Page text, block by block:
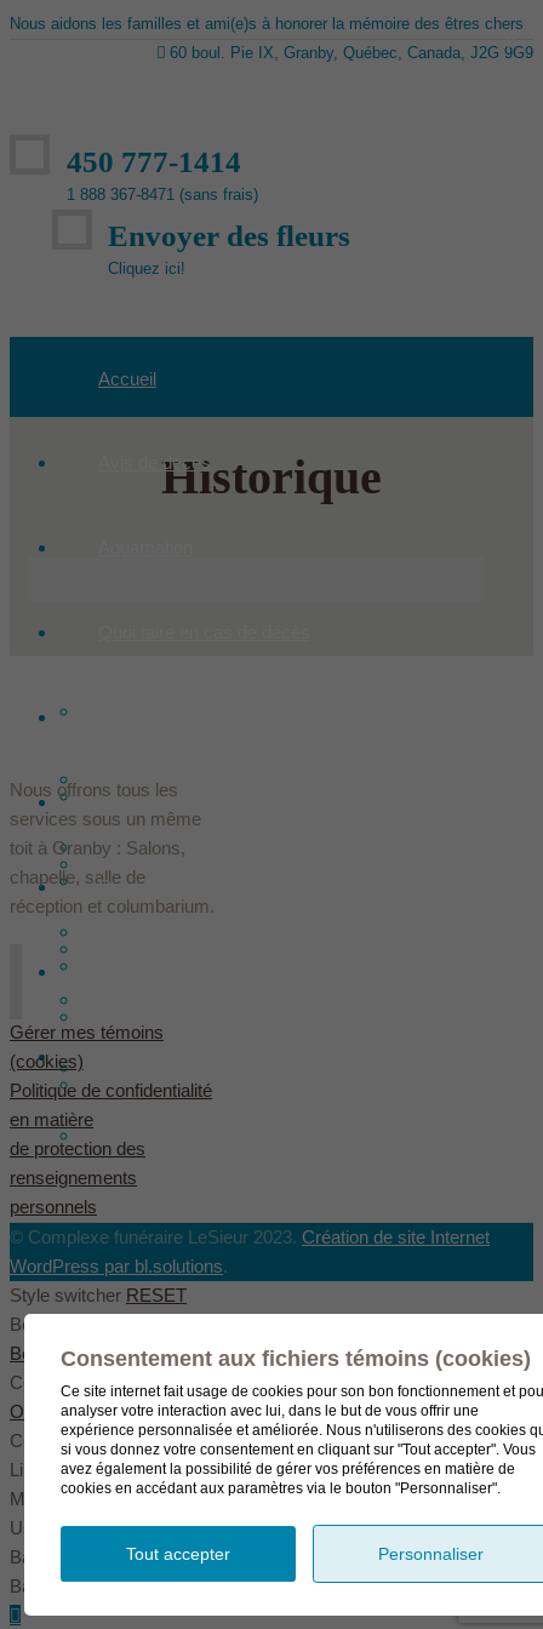
Nous aidons les familles et ami(e)s à honorer la mémoire des êtres chers
60 boul. Pie IX, Granby, Québec, Canada, J2G 9G9
450 777-1414
1 888 367-8471 (sans frais)
Envoyer des fleurs
Cliquez ici!
Accueil
Avis de décès
Faire un don
Offrir des fleurs
Produits
Nos installations
Évaluation des services Le Sieur
Historique
Les Le Sieur innovent
Dans les médias
Ressources
English
Historique
Nous offrons tous les
services sous un même
toit à Granby : Salons,
chapelle, salle de
réception et columbarium.
Gérer mes témoins
(cookies)
Politique de confidentialité
en matière
de protection des
renseignements
personnels
© Complexe funéraire LeSieur 2023. Création de site Internet
WordPress par bl.solutions.
Style switcher RESET
Body styles
Boxed
Wide Fullwide
Color scheme
Original Blue Green
Color settings
Link color
Menu color
User color
Background pattern
Background image
Consentement aux fichiers témoins (cookies)
Ce site internet fait usage de cookies pour son bon fonctionnement et
analyser votre interaction avec lui, dans le but de vous offrir une
expérience personnalisée et améliorée. Nous n'utiliserons des cookies
si vous donnez votre consentement en cliquant sur "Tout accepter". Vous
avez également la possibilité de gérer vos préférences en matière de
cookies en accédant aux paramètres via le bouton "Personnaliser".
Tout accepter Personnaliser